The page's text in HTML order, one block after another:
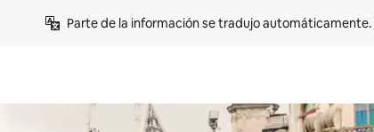
Parte de la información se tradujo automáticamente.